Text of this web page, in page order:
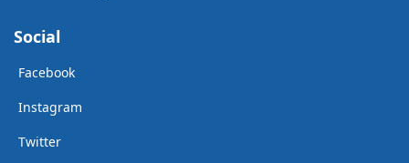
Social
Facebook
Instagram
Twitter